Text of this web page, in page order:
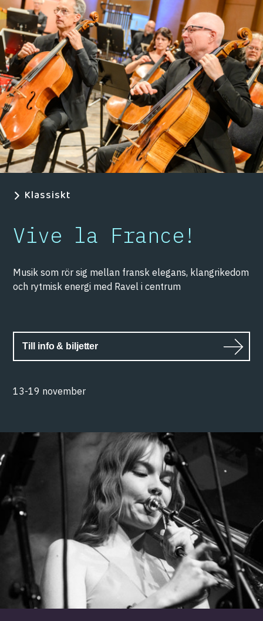
Klassiskt
Vive la France!
Musik som rör sig mellan fransk elegans, klangrikedom
och rytmisk energi med Ravel i centrum
Till info & biljetter
13-19 november